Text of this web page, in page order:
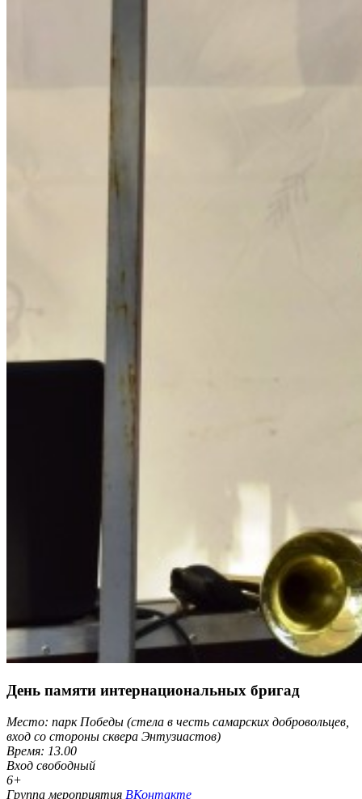
День памяти интернациональных бригад
Место: парк Победы (стела в честь самарских добровольцев,
вход со стороны сквера Энтузиастов)
Время: 13.00
Вход свободный
6+
Группа мероприятия ВКонтакте